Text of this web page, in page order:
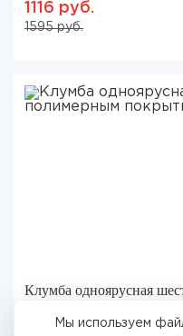
Мы используем
1116 руб.
1595 руб.
Клумба одноярусная